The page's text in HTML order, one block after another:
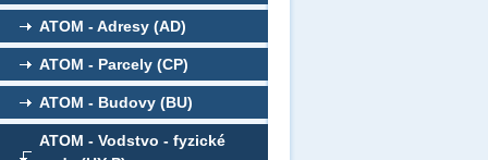
ATOM - Adresy (AD)
ATOM - Parcely (CP)
ATOM - Budovy (BU)
ATOM - Vodstvo - fyzické